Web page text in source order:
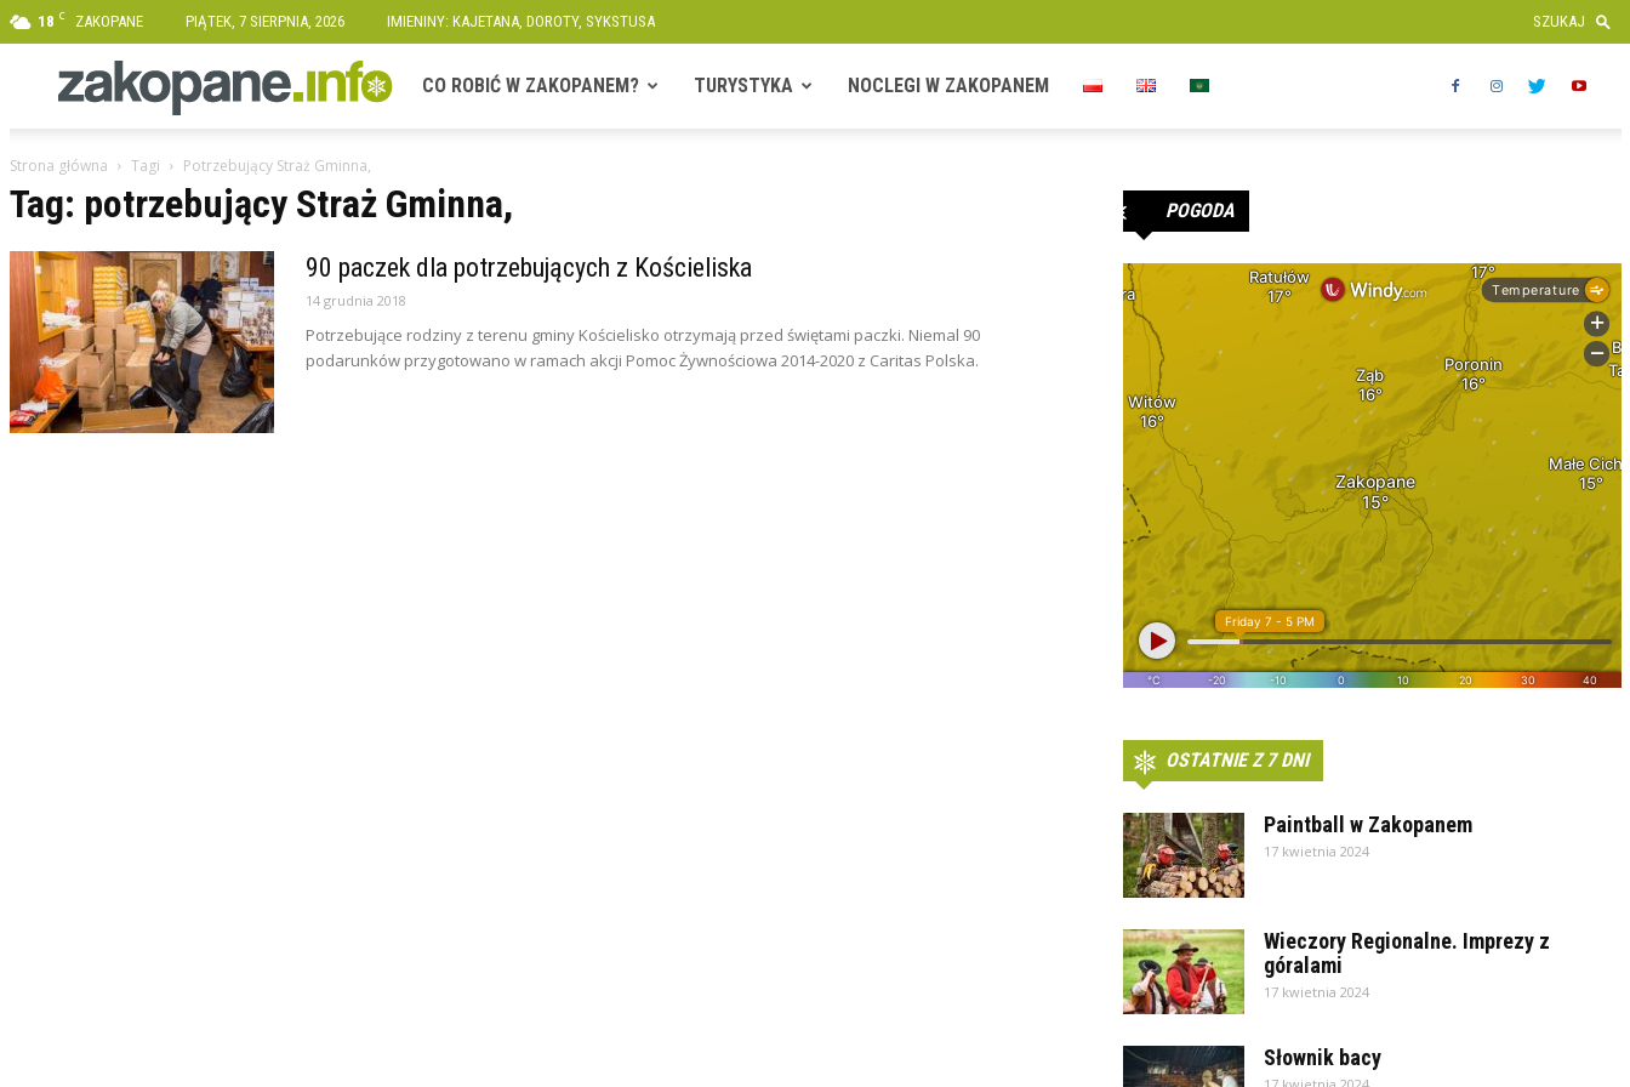
18 C ZAKOPANE PIĄTEK, 7 SIERPNIA, 2026 IMIENINY: KAJETANA, DOROTY, SYKSTUSA
Zakopane.info
CO ROBIĆ W ZAKOPANEM? TURYSTYKA NOCLEGI W ZAKOPANEM
Strona główna Tagi Potrzebujący Straż Gminna,
Tag: potrzebujący Straż Gminna,
90 paczek dla potrzebujących z Kościeliska
14 grudnia 2018
Potrzebujące rodziny z terenu gminy Kościelisko otrzymają przed świętami paczki. Niemal 90
podarunków przygotowano w ramach akcji Pomoc Żywnościowa 2014-2020 z Caritas Polska.
POGODA
OSTATNIE Z 7 DNI
Paintball w Zakopanem
17 kwietnia 2024
Wieczory Regionalne. Imprezy z
góralami
17 kwietnia 2024
Słownik bacy